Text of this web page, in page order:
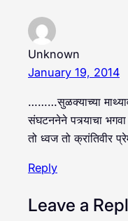
Unknown
January 19, 2014
………सुळक्याच्या
संघटननेने पत्र्याचा
तो ध्वज तो क्रांतिवीर
Reply
Leave a